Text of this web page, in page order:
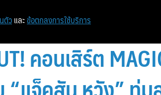
หน้าแรก ท่องเที่ยว
คอนเสิร์ต
ตัว และ ข้อตกลงการใช้บริการ